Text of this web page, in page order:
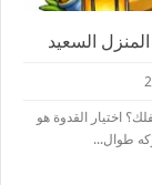
السعيد
اختيار القدوة هو
طوال...